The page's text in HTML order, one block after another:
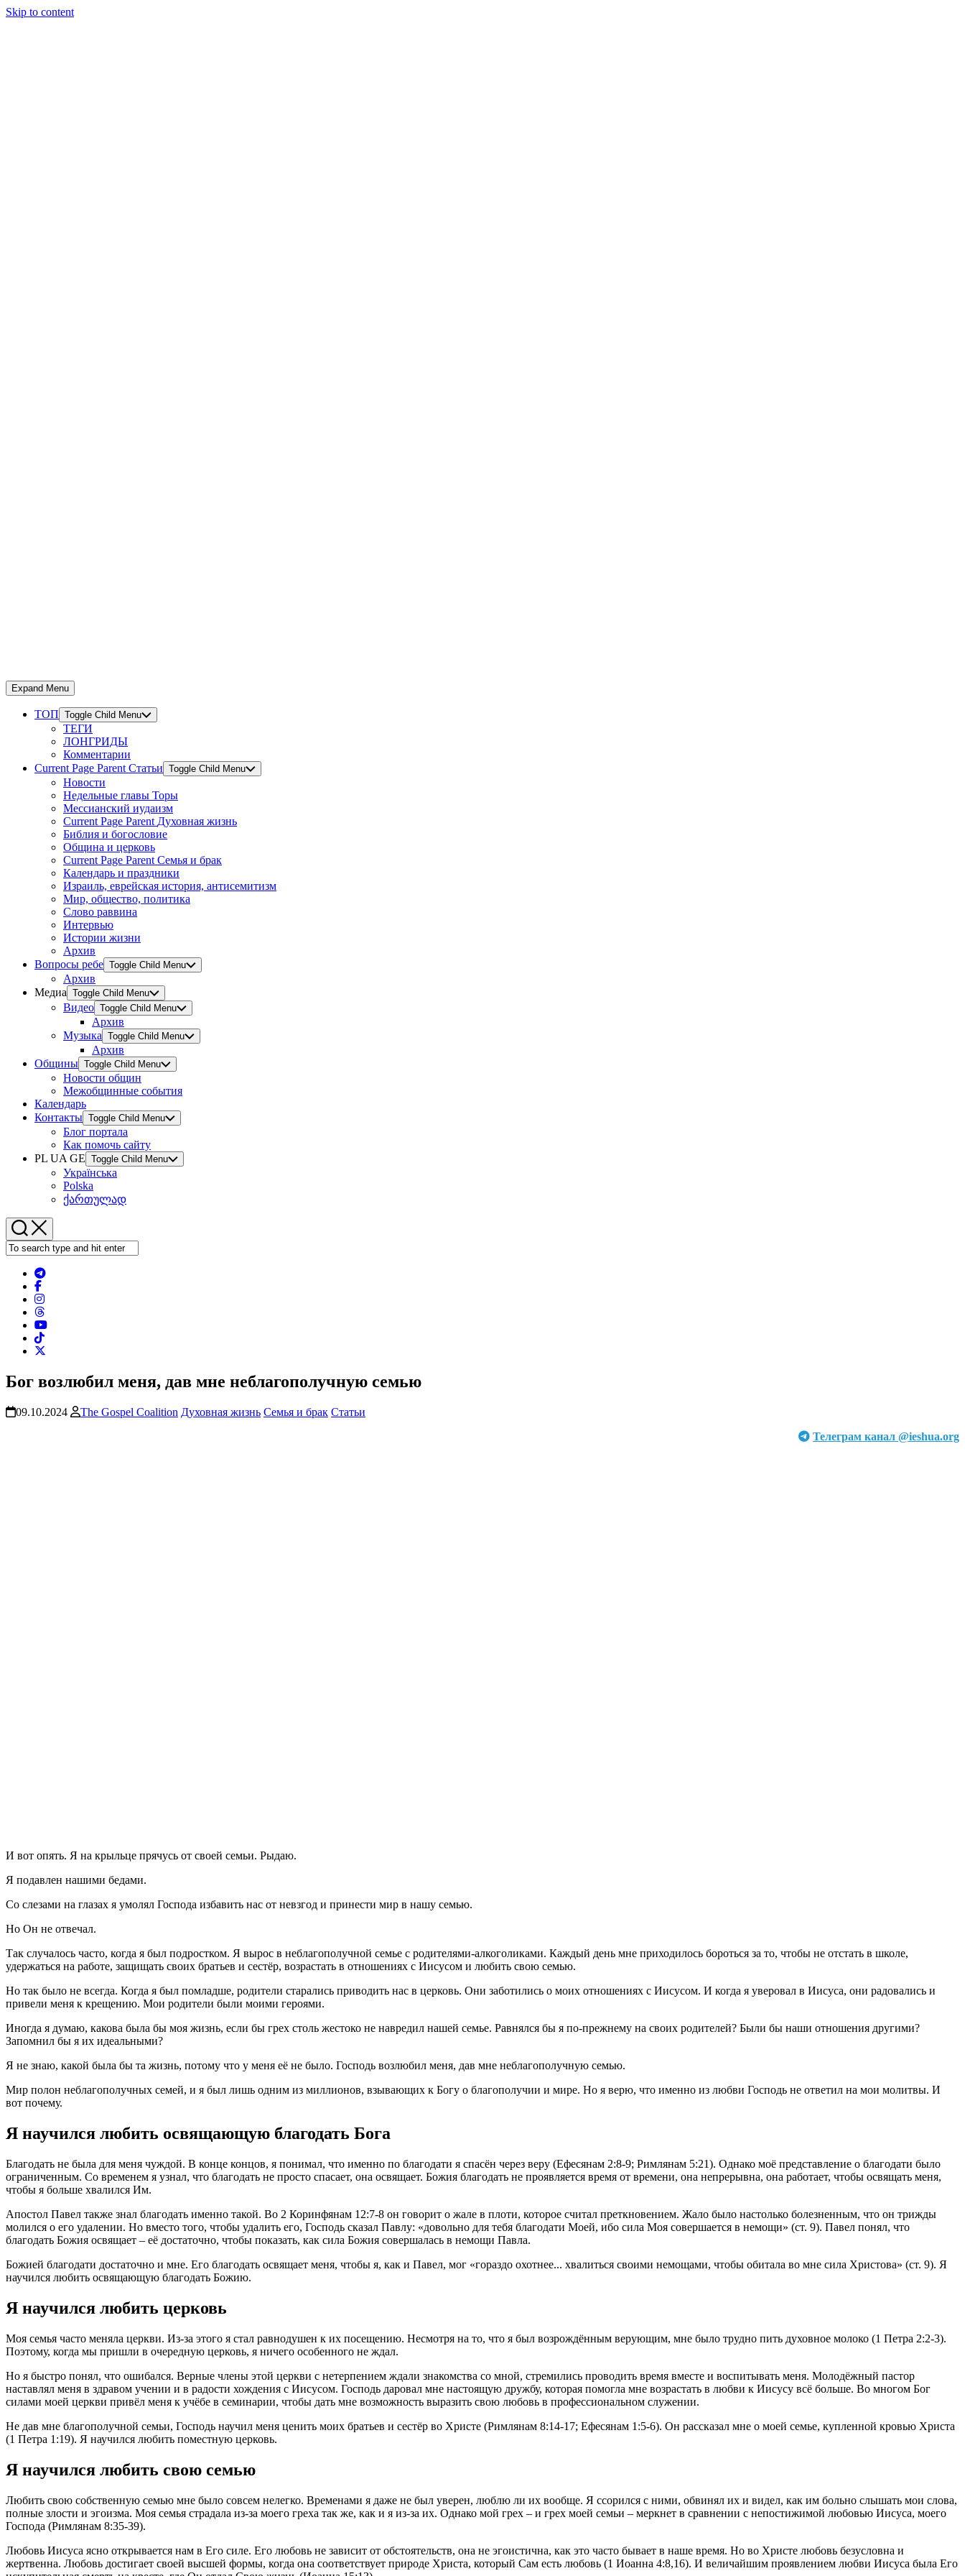
Skip to content
Expand Menu
ТОП Toggle Child Menu
ТЕГИ
ЛОНГРИДЫ
Комментарии
Current Page Parent Статьи Toggle Child Menu
Новости
Недельные главы Торы
Мессианский иудаизм
Current Page Parent Духовная жизнь
Библия и богословие
Община и церковь
Current Page Parent Семья и брак
Календарь и праздники
Израиль, еврейская история, антисемитизм
Мир, общество, политика
Слово раввина
Интервью
Истории жизни
Архив
Вопросы ребе Toggle Child Menu
Архив
Медиа Toggle Child Menu
Видео Toggle Child Menu
Архив
Музыка Toggle Child Menu
Архив
Общины Toggle Child Menu
Новости общин
Межобщинные события
Календарь
Контакты Toggle Child Menu
Блог портала
Как помочь сайту
PL UA GE Toggle Child Menu
Українська
Polska
ქართულად
Бог возлюбил меня, дав мне неблагополучную семью
09.10.2024 The Gospel Coalition Духовная жизнь Семья и брак Статьи
Телеграм канал @ieshua.org
И вот опять. Я на крыльце прячусь от своей семьи. Рыдаю.
Я подавлен нашими бедами.
Со слезами на глазах я умолял Господа избавить нас от невзгод и принести мир в нашу семью.
Но Он не отвечал.
Так случалось часто, когда я был подростком. Я вырос в неблагополучной семье с родителями-алкоголиками. Каждый день мне приходилось бороться за то, чтобы не отстать в школе,
удержаться на работе, защищать своих братьев и сестёр, возрастать в отношениях с Иисусом и любить свою семью.
Но так было не всегда. Когда я был помладше, родители старались приводить нас в церковь. Они заботились о моих отношениях с Иисусом. И когда я уверовал в Иисуса, они радовались и
привели меня к крещению. Мои родители были моими героями.
Иногда я думаю, какова была бы моя жизнь, если бы грех столь жестоко не навредил нашей семье. Равнялся бы я по-прежнему на своих родителей? Были бы наши отношения другими?
Запомнил бы я их идеальными?
Я не знаю, какой была бы та жизнь, потому что у меня её не было. Господь возлюбил меня, дав мне неблагополучную семью.
Мир полон неблагополучных семей, и я был лишь одним из миллионов, взывающих к Богу о благополучии и мире. Но я верю, что именно из любви Господь не ответил на мои молитвы. И
вот почему.
Я научился любить освящающую благодать Бога
Благодать не была для меня чуждой. В конце концов, я понимал, что именно по благодати я спасён через веру (Ефесянам 2:8-9; Римлянам 5:21). Однако моё представление о благодати было
ограниченным. Со временем я узнал, что благодать не просто спасает, она освящает. Божия благодать не проявляется время от времени, она непрерывна, она работает, чтобы освящать меня,
чтобы я больше хвалился Им.
Апостол Павел также знал благодать именно такой. Во 2 Коринфянам 12:7-8 он говорит о жале в плоти, которое считал преткновением. Жало было настолько болезненным, что он трижды
молился о его удалении. Но вместо того, чтобы удалить его, Господь сказал Павлу: «довольно для тебя благодати Моей, ибо сила Моя совершается в немощи» (ст. 9). Павел понял, что
благодать Божия освящает – её достаточно, чтобы показать, как сила Божия совершалась в немощи Павла.
Божией благодати достаточно и мне. Его благодать освящает меня, чтобы я, как и Павел, мог «гораздо охотнее... хвалиться своими немощами, чтобы обитала во мне сила Христова» (ст. 9). Я
научился любить освящающую благодать Божию.
Я научился любить церковь
Моя семья часто меняла церкви. Из-за этого я стал равнодушен к их посещению. Несмотря на то, что я был возрождённым верующим, мне было трудно пить духовное молоко (1 Петра 2:2-3).
Поэтому, когда мы пришли в очередную церковь, я ничего особенного не ждал.
Но я быстро понял, что ошибался. Верные члены этой церкви с нетерпением ждали знакомства со мной, стремились проводить время вместе и воспитывать меня. Молодёжный пастор
наставлял меня в здравом учении и в радости хождения с Иисусом. Господь даровал мне настоящую дружбу, которая помогла мне возрастать в любви к Иисусу всё больше. Во многом Бог
силами моей церкви привёл меня к учёбе в семинарии, чтобы дать мне возможность выразить свою любовь в профессиональном служении.
Не дав мне благополучной семьи, Господь научил меня ценить моих братьев и сестёр во Христе (Римлянам 8:14-17; Ефесянам 1:5-6). Он рассказал мне о моей семье, купленной кровью Христа
(1 Петра 1:19). Я научился любить поместную церковь.
Я научился любить свою семью
Любить свою собственную семью мне было совсем нелегко. Временами я даже не был уверен, люблю ли их вообще. Я ссорился с ними, обвинял их и видел, как им больно слышать мои слова,
полные злости и эгоизма. Моя семья страдала из-за моего греха так же, как и я из-за их. Однако мой грех – и грех моей семьи – меркнет в сравнении с непостижимой любовью Иисуса, моего
Господа (Римлянам 8:35-39).
Любовь Иисуса ясно открывается нам в Его силе. Его любовь не зависит от обстоятельств, она не эгоистична, как это часто бывает в наше время. Но во Христе любовь безусловна и
жертвенна. Любовь достигает своей высшей формы, когда она соответствует природе Христа, который Сам есть любовь (1 Иоанна 4:8,16). И величайшим проявлением любви Иисуса была Его